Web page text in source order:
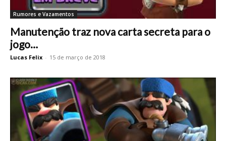
Rumores e Vazamentos
Manutenção traz nova carta secreta para o
jogo…
Lucas Felix - 15 de março de 2018